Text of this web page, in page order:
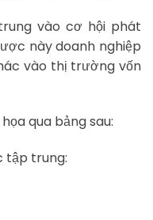
vào cơ hội phát
này doanh nghiệp
vào thị trường vốn
qua bảng sau:
tập trung: